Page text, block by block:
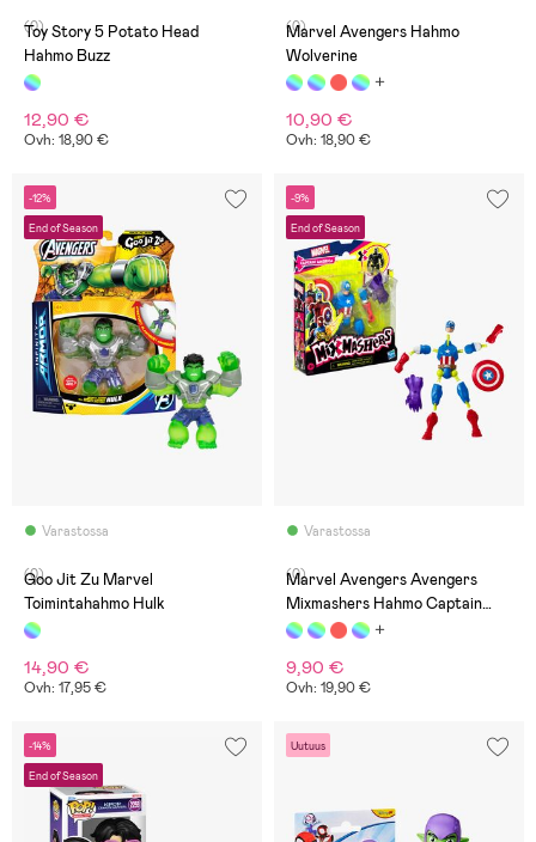
(0)
Toy Story 5 Potato Head
Hahmo Buzz
12,90 €
Ovh: 18,90 €
(0)
Marvel Avengers Hahmo
Wolverine
10,90 €
Ovh: 18,90 €
-12%
End of Season
Varastossa
(0)
Goo Jit Zu Marvel
Toimintahahmo Hulk
14,90 €
Ovh: 17,95 €
-9%
End of Season
Varastossa
(0)
Marvel Avengers Avengers
Mixmashers Hahmo Captain
America
9,90 €
Ovh: 19,90 €
-14%
End of Season
Uutuus